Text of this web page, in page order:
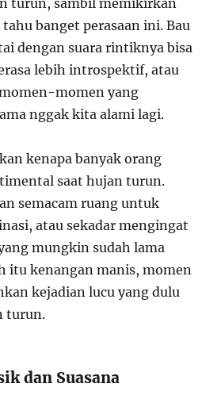
banget perasaan ini. Bau
dengan suara rintiknya bisa
lebih introspektif, atau
momen yang
nggak kita alami lagi.
kenapa banyak orang
saat hujan turun.
semacam ruang untuk
atau sekadar mengingat
mungkin sudah lama
itu kenangan manis, momen
kejadian lucu yang dulu
turun.
dan Suasana